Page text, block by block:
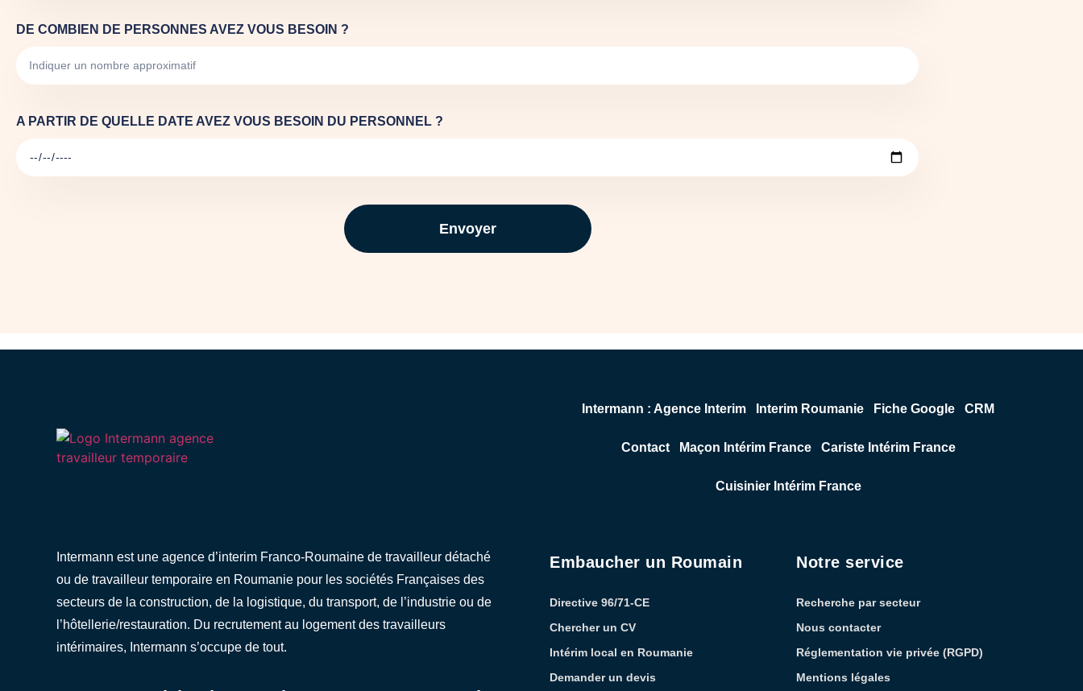
DE COMBIEN DE PERSONNES AVEZ VOUS BESOIN ?
A PARTIR DE QUELLE DATE AVEZ VOUS BESOIN DU PERSONNEL ?
Envoyer
Intermann : Agence Interim Interim Roumanie Fiche Google CRM
Contact Maçon Intérim France Cariste Intérim France
Cuisinier Intérim France
Intermann est une agence d’interim Franco-Roumaine de travailleur détaché
ou de travailleur temporaire en Roumanie pour les sociétés Françaises des
secteurs de la construction, de la logistique, du transport, de l’industrie ou de
l’hôtellerie/restauration. Du recrutement au logement des travailleurs
intérimaires, Intermann s’occupe de tout.
Embaucher un Roumain
Directive 96/71-CE
Chercher un CV
Intérim local en Roumanie
Demander un devis
Notre service
Recherche par secteur
Nous contacter
Réglementation vie privée (RGPD)
Mentions légales